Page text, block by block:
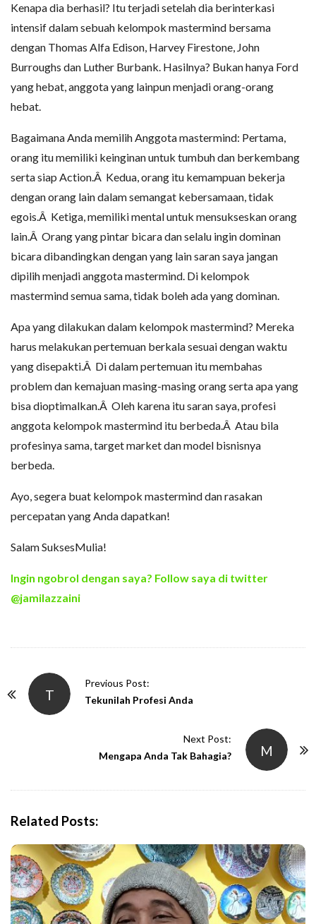
Kenapa dia berhasil? Itu terjadi setelah dia berinterkasi
intensif dalam sebuah kelompok mastermind bersama
dengan Thomas Alfa Edison, Harvey Firestone, John
Burroughs dan Luther Burbank. Hasilnya? Bukan hanya Ford
yang hebat, anggota yang lainpun menjadi orang-orang
hebat.
Bagaimana Anda memilih Anggota mastermind: Pertama,
orang itu memiliki keinginan untuk tumbuh dan berkembang
serta siap Action.Â Kedua, orang itu kemampuan bekerja
dengan orang lain dalam semangat kebersamaan, tidak
egois.Â Ketiga, memiliki mental untuk mensukseskan orang
lain.Â Orang yang pintar bicara dan selalu ingin dominan
bicara dibandingkan dengan yang lain saran saya jangan
dipilih menjadi anggota mastermind. Di kelompok
mastermind semua sama, tidak boleh ada yang dominan.
Apa yang dilakukan dalam kelompok mastermind? Mereka
harus melakukan pertemuan berkala sesuai dengan waktu
yang disepakti.Â Di dalam pertemuan itu membahas
problem dan kemajuan masing-masing orang serta apa yang
bisa dioptimalkan.Â Oleh karena itu saran saya, profesi
anggota kelompok mastermind itu berbeda.Â Atau bila
profesinya sama, target market dan model bisnisnya
berbeda.
Ayo, segera buat kelompok mastermind dan rasakan
percepatan yang Anda dapatkan!
Salam SuksesMulia!
Ingin ngobrol dengan saya? Follow saya di twitter
@jamilazzaini
T
Previous Post:
Tekunilah Profesi Anda
M
Next Post:
Mengapa Anda Tak Bahagia?
Related Posts: